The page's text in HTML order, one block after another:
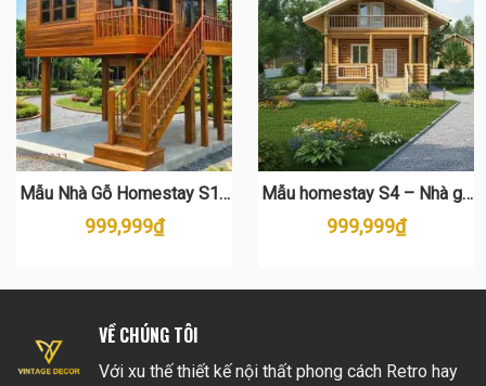
Mẫu Nhà Gỗ Homestay S12
Kiểu Nhà Sàn Độc Đáo – Thi
Công Trọn Gói
999,999₫
Mẫu homestay S4 – Nhà gỗ
2 tầng giữa vườn xanh, lý
tưởng để nghỉ dưỡng & kinh
999,999₫
VỀ CHÚNG TÔI
Với xu thế thiết kế nội thất phong cách Retro hay